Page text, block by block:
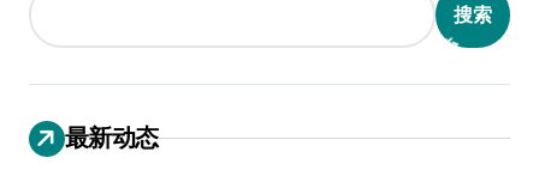
搜索
最新动态